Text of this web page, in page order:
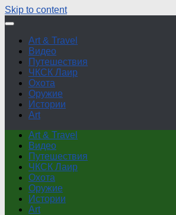
Skip to content
Art & Travel
Видео
Путешествия
ЧКСК Лаир
Охота
Оружие
Истории
Art
Art & Travel
Видео
Путешествия
ЧКСК Лаир
Охота
Оружие
Истории
Art